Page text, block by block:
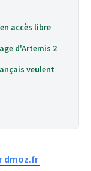
accès libre
d'Artemis 2
veulent
dmoz.fr